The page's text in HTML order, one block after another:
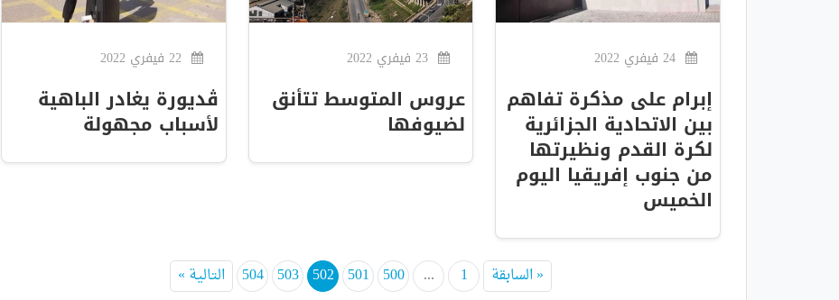
إبرام على مذكرة تفاهم
بين الاتحادية الجزائرية
لكرة القدم ونظيرتها
من جنوب إفريقيا اليوم
الخميس
عروس المتوسط تتأنق
لضيوفها
22 فيفري 2022
ڨديورة يغادر الباهية
لأسباب مجهولة
« السابقة 1
...
500
501
502
503
504 التالية »